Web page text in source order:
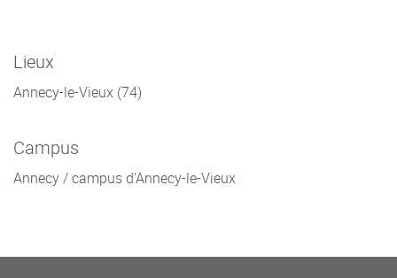
Lieux
Annecy-le-Vieux (74)
Campus
Annecy / campus d'Annecy-le-Vieux